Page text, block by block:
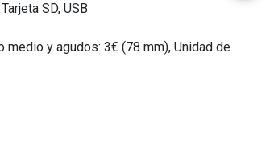
SD, USB
y agudos: 3€ (78 mm), Unidad de